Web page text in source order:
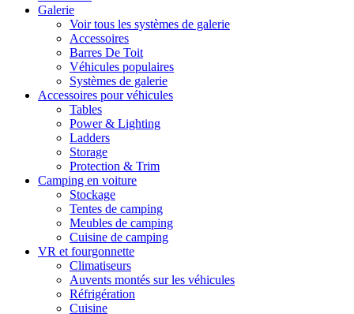
Galerie
Voir tous les systèmes de galerie
Accessoires
Barres De Toit
Véhicules populaires
Systèmes de galerie
Accessoires pour véhicules
Tables
Power & Lighting
Ladders
Storage
Protection & Trim
Camping en voiture
Stockage
Tentes de camping
Meubles de camping
Cuisine de camping
VR et fourgonnette
Climatiseurs
Auvents montés sur les véhicules
Réfrigération
Cuisine